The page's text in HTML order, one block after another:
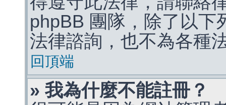
phpBB 團隊，除了以下
法律諮詢，也不為各種
回頂端
» 我為什麼不能註冊？